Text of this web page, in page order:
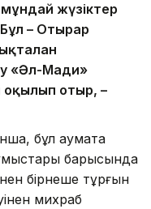
жүзіктер
– Отырар
«Әл-Мағди»
оқылып отыр, –
бұл аумақта
барысында
бірнеше тұрғын
михраб